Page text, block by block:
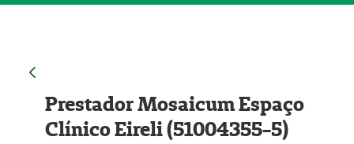
Prestador Mosaicum Espaço
Clínico Eireli (51004355-5)